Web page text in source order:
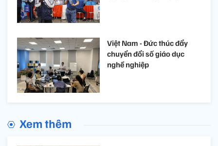
Việt Nam - Đức thúc đẩy
chuyển đổi số giáo dục
nghề nghiệp
Xem thêm